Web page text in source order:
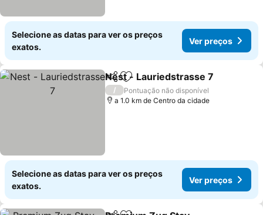
Selecione as datas para ver os preços
exatos.
Ver preços
PartilharAdicionar aos favoritos
Nest - Lauriedstrasse 7
/
Pontuação não disponível
a 1.0 km de Centro da cidade
Selecione as datas para ver os preços
exatos.
Ver preços